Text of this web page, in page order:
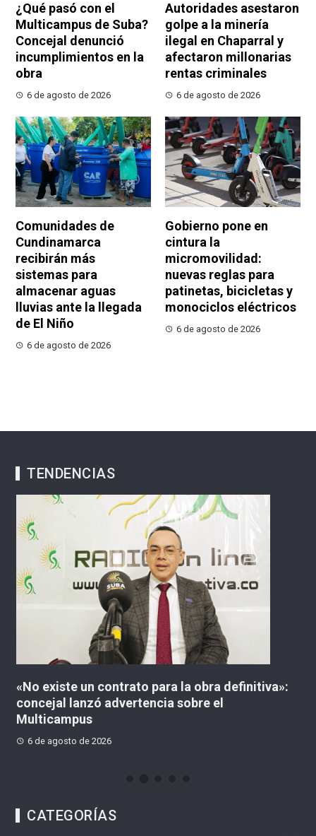
¿Qué pasó con el
Multicampus de Suba?
Concejal denunció
incumplimientos en la
obra
6 de agosto de 2026
Autoridades asestaron
golpe a la minería
ilegal en Chaparral y
afectaron millonarias
rentas criminales
6 de agosto de 2026
Comunidades de
Cundinamarca
recibirán más
sistemas para
almacenar aguas
lluvias ante la llegada
de El Niño
6 de agosto de 2026
Gobierno pone en
cintura la
micromovilidad:
nuevas reglas para
patinetas, bicicletas y
monociclos eléctricos
6 de agosto de 2026
TENDENCIAS
«No existe un contrato para la obra definitiva»:
concejal lanzó advertencia sobre el
Multicampus
6 de agosto de 2026
CATEGORÍAS